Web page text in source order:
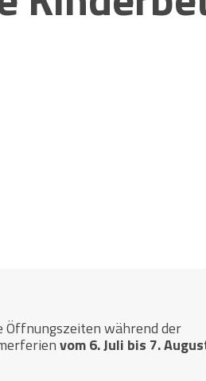
Öffnungszeiten während der
vom 6. Juli bis 7.